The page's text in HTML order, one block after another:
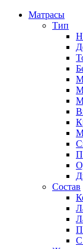
Матрасы
Тип
Состав
С